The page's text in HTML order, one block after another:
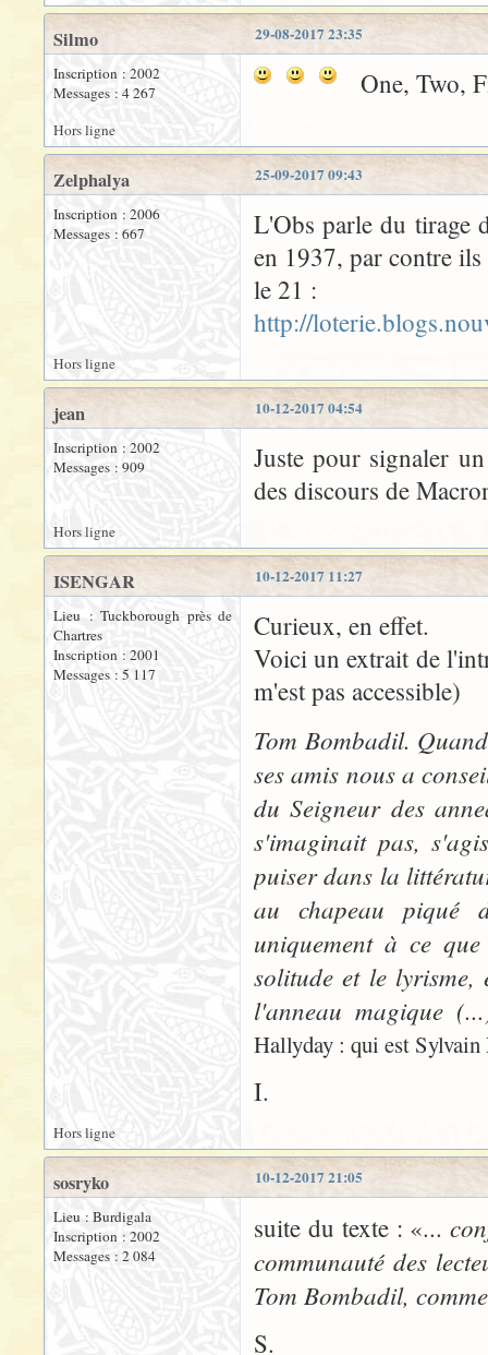
29-08-2017 23:35
Silmo
Inscription : 2002
Messages : 4 267
One, Two,
Hors ligne
25-09-2017 09:43
Zelphalya
Inscription : 2006
Messages : 667
L'Obs parle du tirage
en 1937, par contre
le 21 :
http://
Hors ligne
10-12-2017 04:54
jean
Inscription : 2002
Messages : 909
Juste pour signaler
des discours de
Hors ligne
10-12-2017 11:27
ISENGAR
Lieu : Tuckborough près de
Chartres
Inscription : 2001
Messages : 5 117
Curieux, en effet.
Voici un extrait de
m'est pas accessible)
Tom Bombadil.
ses amis nous a
du Seigneur des
s'imaginait pas,
puiser dans la
au chapeau piqué
uniquement à ce
solitude et le lyrisme,
l'anneau magique
Hallyday : qui est
I.
Hors ligne
10-12-2017 21:05
sosryko
Lieu : Burdigala
Inscription : 2002
Messages : 2 084
suite du texte : «...
communauté des
Tom Bombadil,
S.